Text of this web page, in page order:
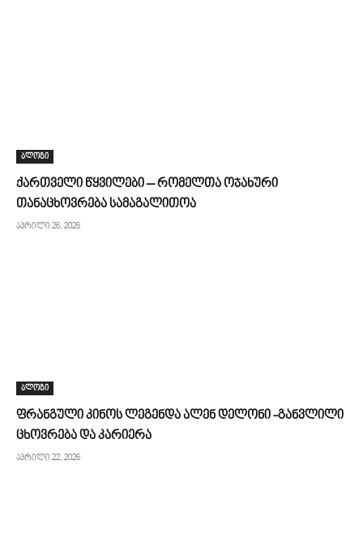
ბლოგი
ქართველი წყვილები – რომელთა ოჯახური
თანაცხოვრება სამაგალითოა
აპრილი 26, 2026
ბლოგი
ფრანგული კინოს ლეგენდა ალენ დელონი -განვლილი
ცხოვრება და კარიერა
აპრილი 22, 2026